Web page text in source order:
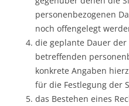
personenbezogenen
noch offengelegt
die geplante Dauer
betreffenden
konkrete Angaben
für die Festlegung der
das Bestehen eines